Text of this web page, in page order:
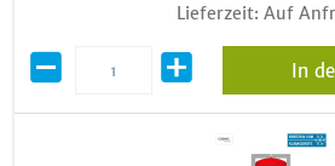
Lieferzeit: Auf
In